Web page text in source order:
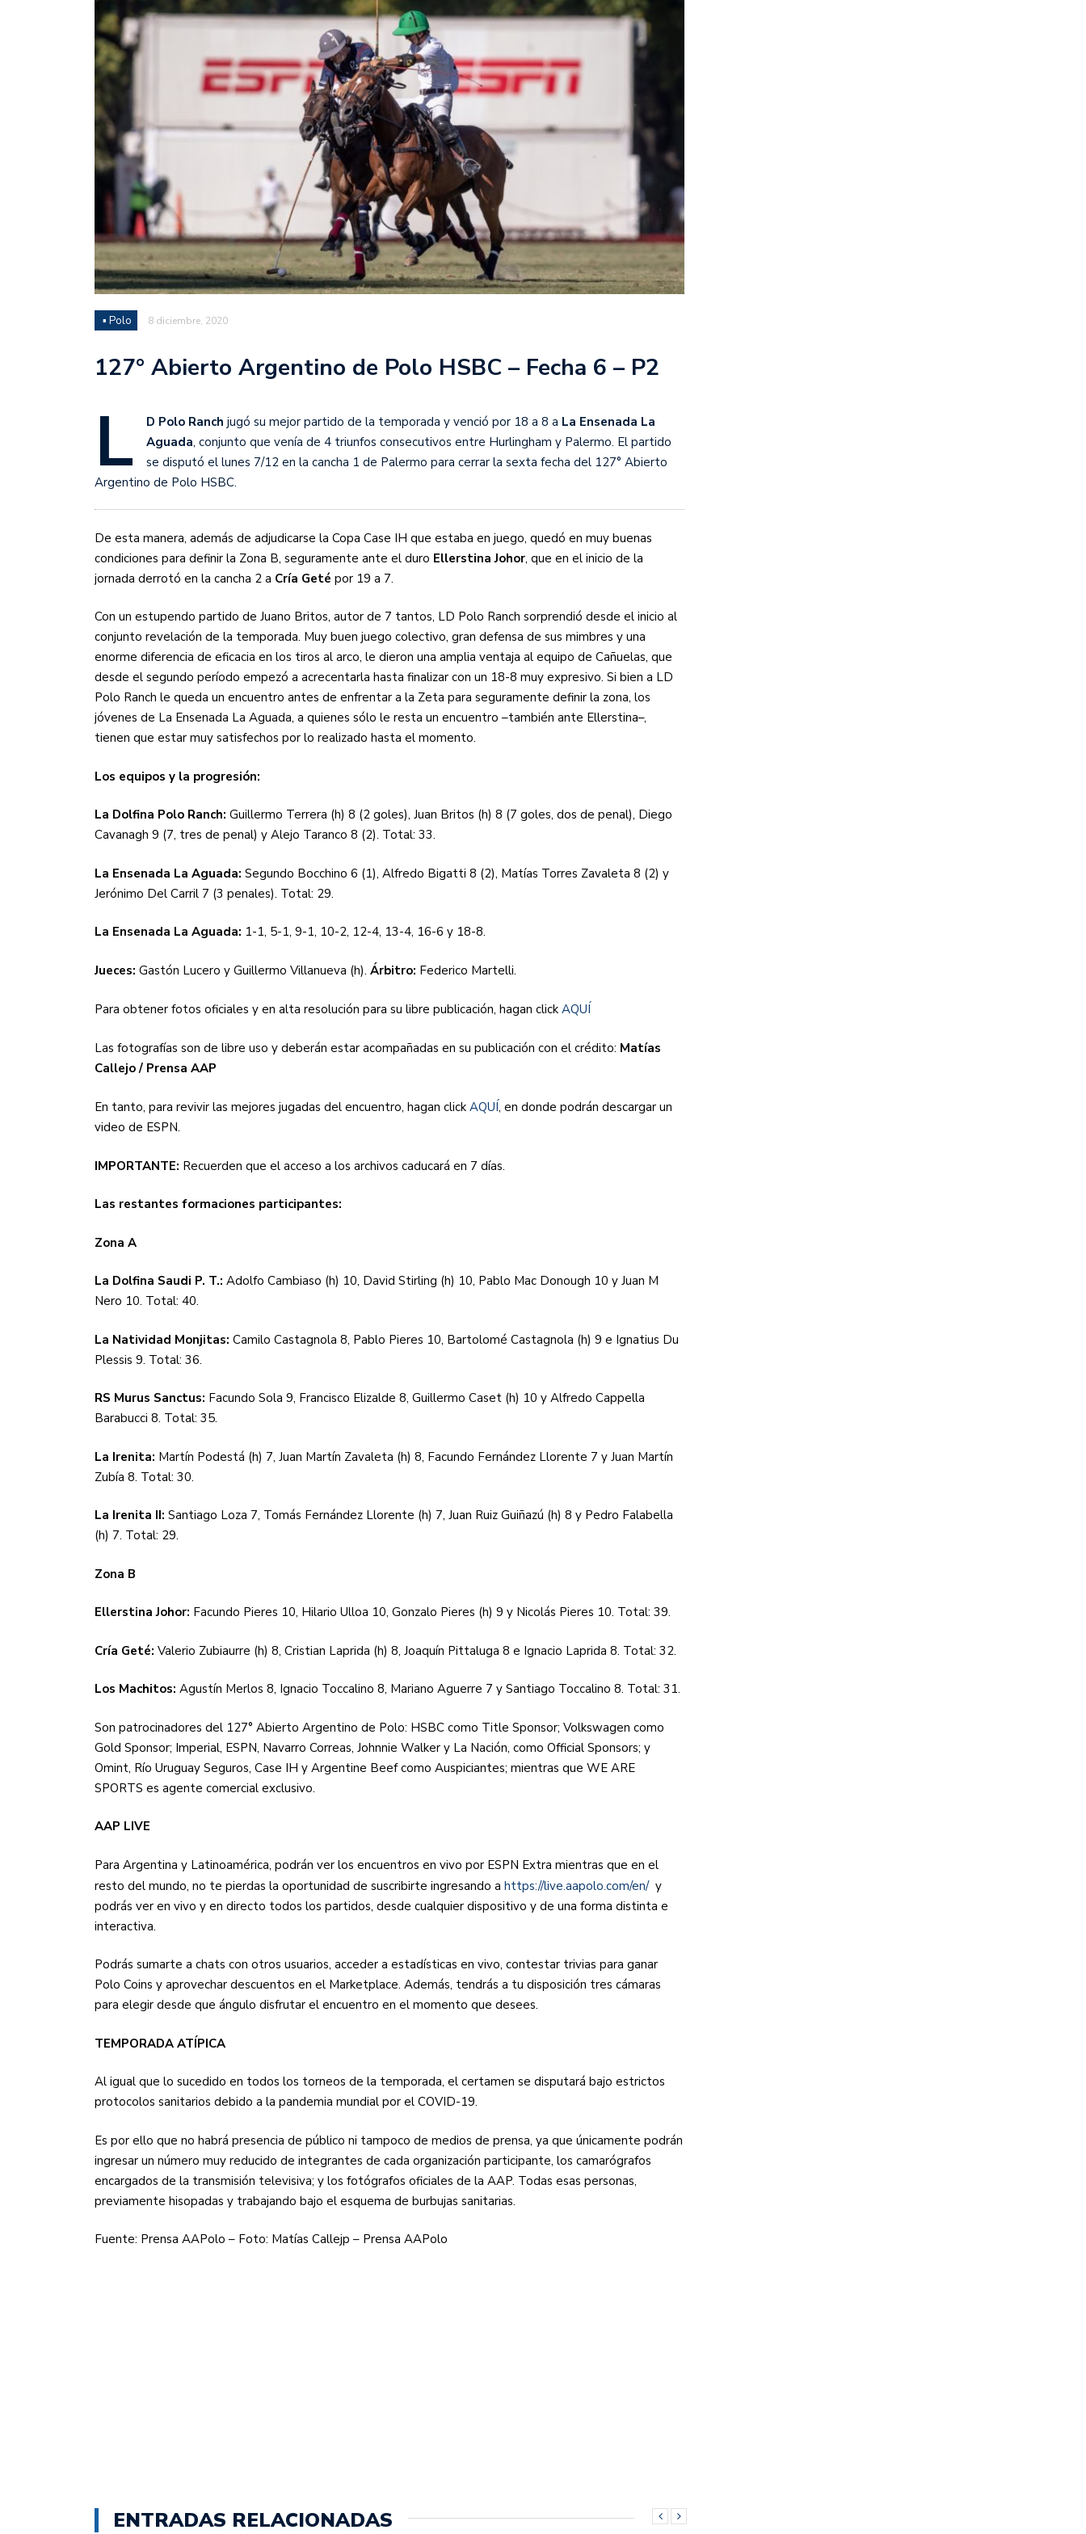
en la historia grande del club”
Nicolás Otamendi regresa al fútbol argentino después de 16 años: del orgullo
de Vélez a la pasión por River
Boca ganó con lo justo ante O’Higgins gracias a la jerarquía de Paredes: una
diferencia y un juego que no dan paz para ir a Rancagua
El Nacional de Clubes A llega a Córdoba con el histórico regreso de Diego
Simonet
Lista de la selección femenina de Argentina para la Copa Mundial de Hockey FIH
2026
Lista de la selección masculina de Argentina para la Copa Mundial de Hockey
Sudamericana
▪ Polo 8 diciembre, 2020
127° Abierto Argentino de Polo HSBC – Fecha 6 – P2
L D Polo Ranch jugó su mejor partido de la temporada y venció por 18 a 8 a La Ensenada La
Aguada, conjunto que venía de 4 triunfos consecutivos entre Hurlingham y Palermo. El partido
se disputó el lunes 7/12 en la cancha 1 de Palermo para cerrar la sexta fecha del 127° Abierto
Argentino de Polo HSBC.
De esta manera, además de adjudicarse la Copa Case IH que estaba en juego, quedó en muy buenas
condiciones para definir la Zona B, seguramente ante el duro Ellerstina Johor, que en el inicio de la
jornada derrotó en la cancha 2 a Cría Geté por 19 a 7.
Con un estupendo partido de Juano Britos, autor de 7 tantos, LD Polo Ranch sorprendió desde el inicio al
conjunto revelación de la temporada. Muy buen juego colectivo, gran defensa de sus mimbres y una
enorme diferencia de eficacia en los tiros al arco, le dieron una amplia ventaja al equipo de Cañuelas, que
desde el segundo período empezó a acrecentarla hasta finalizar con un 18-8 muy expresivo. Si bien a LD
Polo Ranch le queda un encuentro antes de enfrentar a la Zeta para seguramente definir la zona, los
jóvenes de La Ensenada La Aguada, a quienes sólo le resta un encuentro –también ante Ellerstina–,
tienen que estar muy satisfechos por lo realizado hasta el momento.
Los equipos y la progresión:
La Dolfina Polo Ranch: Guillermo Terrera (h) 8 (2 goles), Juan Britos (h) 8 (7 goles, dos de penal), Diego
Cavanagh 9 (7, tres de penal) y Alejo Taranco 8 (2). Total: 33.
La Ensenada La Aguada: Segundo Bocchino 6 (1), Alfredo Bigatti 8 (2), Matías Torres Zavaleta 8 (2) y
Jerónimo Del Carril 7 (3 penales). Total: 29.
La Ensenada La Aguada: 1-1, 5-1, 9-1, 10-2, 12-4, 13-4, 16-6 y 18-8.
Jueces: Gastón Lucero y Guillermo Villanueva (h). Árbitro: Federico Martelli.
Para obtener fotos oficiales y en alta resolución para su libre publicación, hagan click AQUÍ
Las fotografías son de libre uso y deberán estar acompañadas en su publicación con el crédito: Matías
Callejo / Prensa AAP
En tanto, para revivir las mejores jugadas del encuentro, hagan click AQUÍ, en donde podrán descargar un
video de ESPN.
IMPORTANTE: Recuerden que el acceso a los archivos caducará en 7 días.
Las restantes formaciones participantes:
Zona A
La Dolfina Saudi P. T.: Adolfo Cambiaso (h) 10, David Stirling (h) 10, Pablo Mac Donough 10 y Juan M
Nero 10. Total: 40.
La Natividad Monjitas: Camilo Castagnola 8, Pablo Pieres 10, Bartolomé Castagnola (h) 9 e Ignatius Du
Plessis 9. Total: 36.
RS Murus Sanctus: Facundo Sola 9, Francisco Elizalde 8, Guillermo Caset (h) 10 y Alfredo Cappella
Barabucci 8. Total: 35.
La Irenita: Martín Podestá (h) 7, Juan Martín Zavaleta (h) 8, Facundo Fernández Llorente 7 y Juan Martín
Zubía 8. Total: 30.
La Irenita II: Santiago Loza 7, Tomás Fernández Llorente (h) 7, Juan Ruiz Guiñazú (h) 8 y Pedro Falabella
(h) 7. Total: 29.
Zona B
Ellerstina Johor: Facundo Pieres 10, Hilario Ulloa 10, Gonzalo Pieres (h) 9 y Nicolás Pieres 10. Total: 39.
Cría Geté: Valerio Zubiaurre (h) 8, Cristian Laprida (h) 8, Joaquín Pittaluga 8 e Ignacio Laprida 8. Total: 32.
Los Machitos: Agustín Merlos 8, Ignacio Toccalino 8, Mariano Aguerre 7 y Santiago Toccalino 8. Total: 31.
Son patrocinadores del 127° Abierto Argentino de Polo: HSBC como Title Sponsor; Volkswagen como
Gold Sponsor; Imperial, ESPN, Navarro Correas, Johnnie Walker y La Nación, como Official Sponsors; y
Omint, Río Uruguay Seguros, Case IH y Argentine Beef como Auspiciantes; mientras que WE ARE
SPORTS es agente comercial exclusivo.
AAP LIVE
Para Argentina y Latinoamérica, podrán ver los encuentros en vivo por ESPN Extra mientras que en el
resto del mundo, no te pierdas la oportunidad de suscribirte ingresando a https://live.aapolo.com/en/y
podrás ver en vivo y en directo todos los partidos, desde cualquier dispositivo y de una forma distinta e
interactiva.
Podrás sumarte a chats con otros usuarios, acceder a estadísticas en vivo, contestar trivias para ganar
Polo Coins y aprovechar descuentos en el Marketplace. Además, tendrás a tu disposición tres cámaras
para elegir desde que ángulo disfrutar el encuentro en el momento que desees.
TEMPORADA ATÍPICA
Al igual que lo sucedido en todos los torneos de la temporada, el certamen se disputará bajo estrictos
protocolos sanitarios debido a la pandemia mundial por el COVID-19.
Es por ello que no habrá presencia de público ni tampoco de medios de prensa, ya que únicamente podrán
ingresar un número muy reducido de integrantes de cada organización participante, los camarógrafos
encargados de la transmisión televisiva; y los fotógrafos oficiales de la AAP. Todas esas personas,
previamente hisopadas y trabajando bajo el esquema de burbujas sanitarias.
Fuente: Prensa AAPolo – Foto: Matías Callejp – Prensa AAPolo
ENTRADAS RELACIONADAS